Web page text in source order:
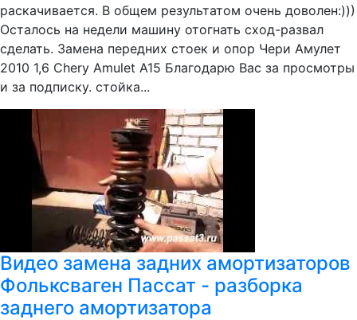
раскачивается. В общем результатом очень доволен:)))
Осталось на недели машину отогнать сход-развал
сделать. Замена передних стоек и опор Чери Амулет
2010 1,6 Chery Amulet A15 Благодарю Вас за просмотры
и за подписку. стойка...
Видео замена задних амортизаторов
Фольксваген Пассат - разборка
заднего амортизатора